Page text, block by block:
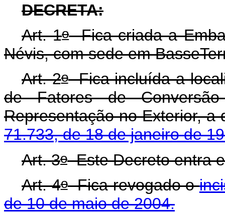
DECRETA:
Art. 1oFica criada a
Névis, com sede em
Art. 2oFica incluída a
de Fatores de
Representação no Exterior,
71.733, de 18 de janeiro de
Art. 3oEste Decreto entra
Art. 4oFica revogado o
de 10 de maio de 2004.